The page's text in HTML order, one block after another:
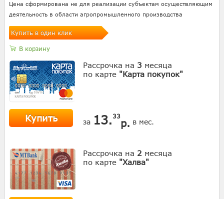
Цена сформирована не для реализации субъектам осуществляющим
деятельность в области агропромышленного производства
Купить в один клик
В корзину
Рассрочка на 3 месяца
по карте "Карта покупок"
Купить за 13. 33
р. в мес.
Рассрочка на 2 месяца
по карте "Халва"